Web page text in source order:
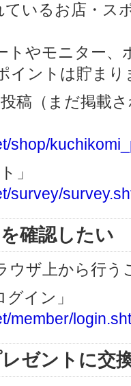
いるお店・ス
トやモニター
イントは貯まり
稿（まだ掲載
shop/
」
survey/
確認したい
ウザ上から行う
グイン」
member/
ゼントに交